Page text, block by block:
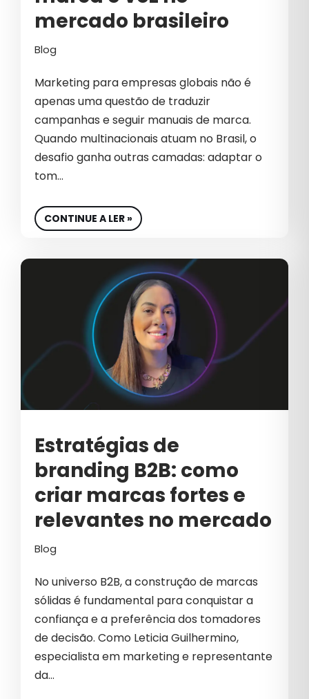
B2B INTERNACIONAL
BIOTECNOLOGIA
CAMPANHAS PATROCINADAS
CASE DE SUCESSO
CHATGPT
CIBERSEGURANÇA
CLIQUES INVÁLIDOS
COMO VENDER MAIS
COMUNICAÇÃO B2B
COMUNICAÇÃO EMPRESARIAL
COMUNICAÇÃO INTERNA
CRIAÇÃO DE CONTEÚDO
CRO
CULTURA
mercado brasileiro
Blog
Marketing para empresas globais não é
apenas uma questão de traduzir
campanhas e seguir manuais de marca.
Quando multinacionais atuam no Brasil, o
desafio ganha outras camadas: adaptar o
tom…
CONTINUE A LER »
Estratégias de
branding B2B: como
criar marcas fortes e
relevantes no mercado
Blog
No universo B2B, a construção de marcas
sólidas é fundamental para conquistar a
confiança e a preferência dos tomadores
de decisão. Como Leticia Guilhermino,
especialista em marketing e representante
da…